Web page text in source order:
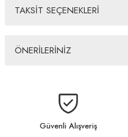
TAKSİT SEÇENEKLERİ
ÖNERİLERİNİZ
yetersiz gördüğünüz
Görüş ve
Güvenli Alışveriş